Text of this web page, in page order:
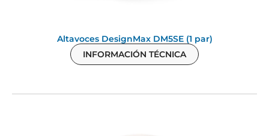
Altavoces DesignMax DM5SE (1 par)
INFORMACIÓN TÉCNICA